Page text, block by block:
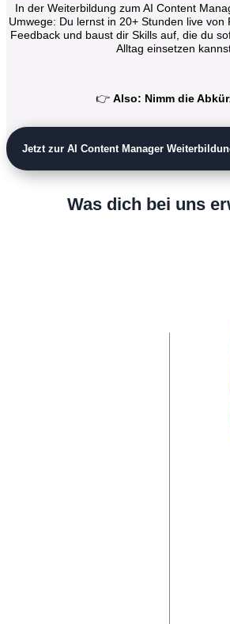
In der Weiterbildung zum AI Content
Umwege: Du lernst in 20+ Stunden live von
Feedback und baust dir Skills auf, die du
Alltag einsetzen
👉 Also: Nimm die
Jetzt zur AI Content Manager
Was dich bei uns